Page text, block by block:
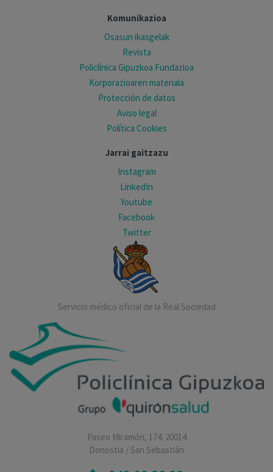
Komunikazioa
Osasun ikasgelak
Revista
Policlínica Gipuzkoa Fundazioa
Korporazioaren materiala
Protección de datos
Aviso legal
Política Cookies
Jarrai gaitzazu
Instagram
LinkedIn
Youtube
Facebook
Twitter
Servicio médico oficial de la Real Sociedad
Paseo Miramón, 174. 20014
Donostia / San Sebastián